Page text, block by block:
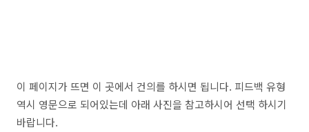
이 페이지가 뜨면 이 곳에서 건의를 하시면 됩니다. 피드백 유형
역시 영문으로 되어있는데 아래 사진을 참고하시어 선택 하시기
바랍니다.